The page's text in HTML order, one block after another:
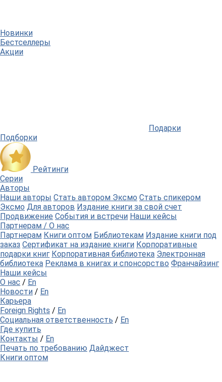
Новинки
Бестселлеры
Акции
Подарки
Подборки
Рейтинги
Серии
Авторы
Наши авторы Стать автором Эксмо Стать спикером
Эксмо Для авторов Издание книги за свой счет
Продвижение События и встречи Наши кейсы
Партнерам / О нас
Партнерам Книги оптом Библиотекам Издание книги под
заказ Сертификат на издание книги Корпоративные
подарки книг Корпоративная библиотека Электронная
библиотека Реклама в книгах и спонсорство Франчайзинг
Наши кейсы
О нас / En
Новости / En
Карьера
Foreign Rights / En
Социальная ответственность / En
Где купить
Контакты / En
Печать по требованию Дайджест
Книги оптом